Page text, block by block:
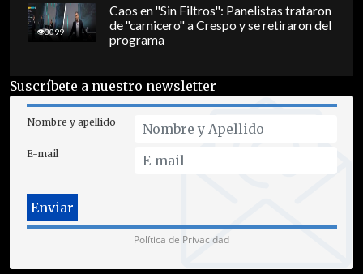
3099
Caos en "Sin Filtros": Panelistas trataron
de "carnicero" a Crespo y se retiraron del
programa
Suscríbete a nuestro newsletter
Nombre y apellido
E-mail
Política de Privacidad